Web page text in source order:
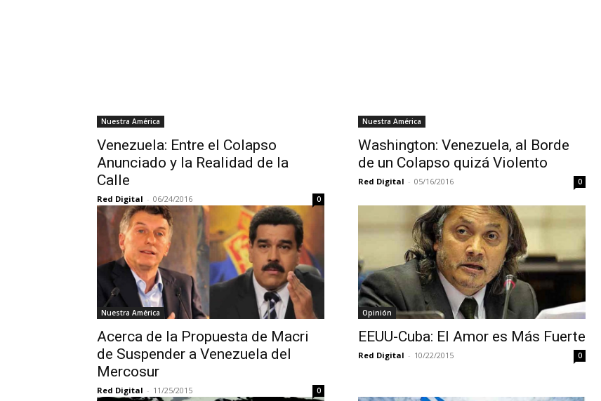
Nuestra América
Venezuela: Entre el Colapso
Anunciado y la Realidad de la
Calle
Red Digital - 06/24/2016 0
Nuestra América
Washington: Venezuela, al Borde
de un Colapso quizá Violento
Red Digital - 05/16/2016 0
Nuestra América
Acerca de la Propuesta de Macri
de Suspender a Venezuela del
Mercosur
Red Digital - 11/25/2015 0
Opinión
EEUU-Cuba: El Amor es Más Fuerte
Red Digital - 10/22/2015 0